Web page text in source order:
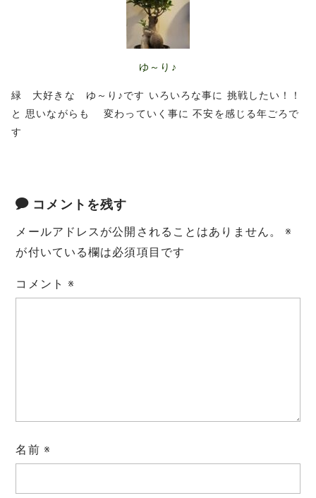
t
o
o
ゆ～り♪
緑 大好きな ゆ～り♪です いろいろな事に 挑戦したい！！
と 思いながらも 変わっていく事に 不安を感じる年ごろで
す
コメントを残す
メールアドレスが公開されることはありません。
※
が付いている欄は必須項目です
コメント※
名前 ※